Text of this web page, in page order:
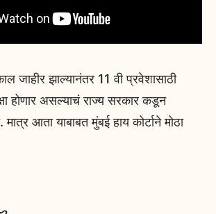
जाहीर झाल्यानंतर 11 वी प्रवेशासाठी
होणार असल्याचं राज्य सरकार कडून
आता याबाबत मुंबई हाय कोर्टाने मोठा